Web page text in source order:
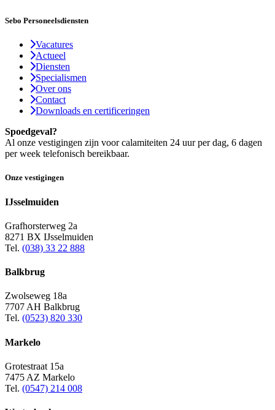
Sebo Personeelsdiensten
Vacatures
Actueel
Diensten
Specialismen
Over ons
Contact
Downloads en certificeringen
Spoedgeval?
Al onze vestigingen zijn voor calamiteiten 24 uur per dag, 6 dagen
per week telefonisch bereikbaar.
Onze vestigingen
IJsselmuiden
Grafhorsterweg 2a
8271 BX IJsselmuiden
Tel. (038) 33 22 888
Balkbrug
Zwolseweg 18a
7707 AH Balkbrug
Tel. (0523) 820 330
Markelo
Grotestraat 15a
7475 AZ Markelo
Tel. (0547) 214 008